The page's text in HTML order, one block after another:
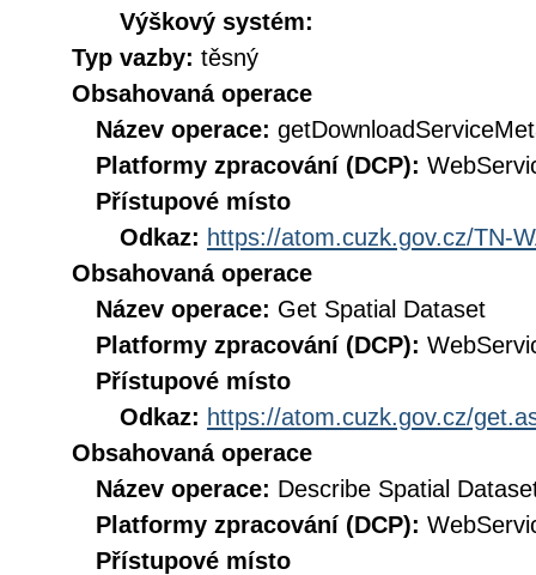
Výškový systém:
Typ vazby: těsný
Obsahovaná operace
Název operace:
Platformy zpracování (DCP):
Přístupové místo
Odkaz: https://atom.cuzk.gov.cz/TN-
Obsahovaná operace
Název operace: Get Spatial Dataset
Platformy zpracování (DCP):
Přístupové místo
Odkaz: https://atom.cuzk.gov.cz/
Obsahovaná operace
Název operace: Describe Spatial
Platformy zpracování (DCP):
Přístupové místo